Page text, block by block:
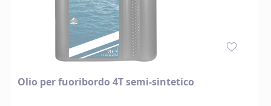
Olio per fuoribordo 4T semi-sintetico